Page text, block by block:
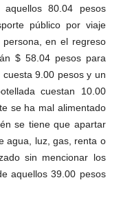
80.04 pesos
público por viaje
en el regreso
$ 58.04 pesos para
9.00 pesos y un
cuestan 10.00
se ha mal alimentado
se tiene que apartar
agua, luz, gas, renta o
sin mencionar los
aquellos 39.00 pesos